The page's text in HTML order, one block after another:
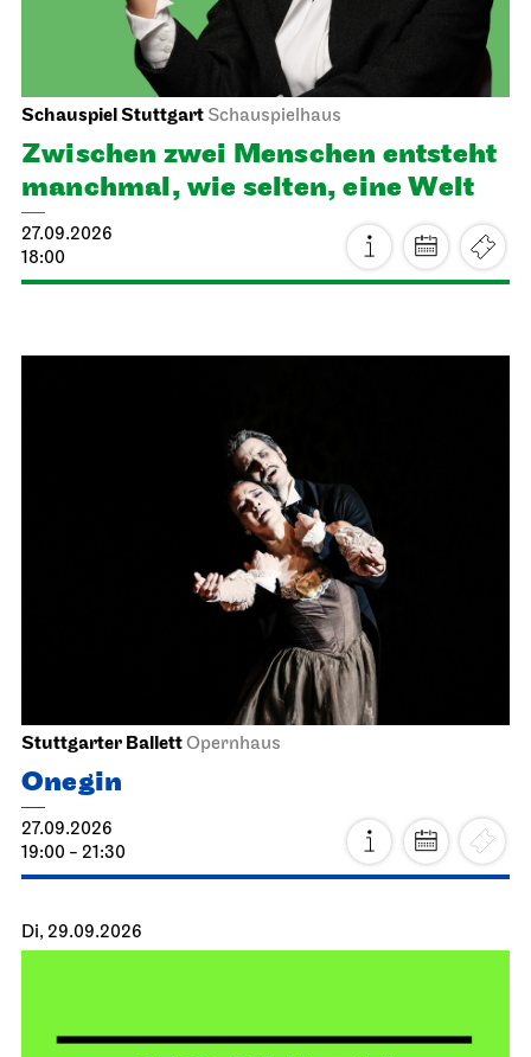
Schauspiel Stuttgart Schauspielhaus
Zwischen zwei Menschen ent­steht
manch­mal, wie selten, eine Welt
27.09.2026
18:00
Stuttgarter BallettOpernhaus
Onegin
27.09.2026
19:00 - 21:30
Di, 29.09.2026